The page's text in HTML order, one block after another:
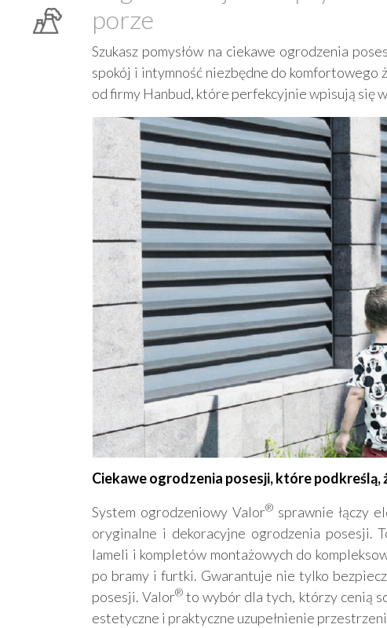
porze
Szukasz pomysłów na ciekawe ogrodzenia
spokój i intymność niezbędne do
od firmy Hanbud, które perfekcyjnie wpisują się
Ciekawe ogrodzenia posesji, które podkreślą,
System ogrodzeniowy Valor® sprawnie łączy
oryginalne i dekoracyjne ogrodzenia posesji.
lameli i kompletów montażowych do
po bramy i furtki. Gwarantuje nie tylko
posesji. Valor® to wybór dla tych, którzy cenią
estetyczne i praktyczne uzupełnienie przestrzeni